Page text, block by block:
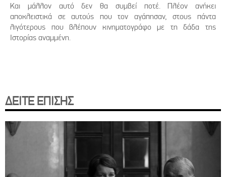
Και μάλλον αυτό δεν θα συμβεί ποτέ. Πλέον ανήκει
αποκλειστικά σε αυτούς που τον αγάπησαν, στους πάντα
λιγότερους που βλέπουν κινηματογράφο με τη δάδα της
Ιστορίας αναμμένη.
ΔΕΙΤΕ ΕΠΙΣΗΣ